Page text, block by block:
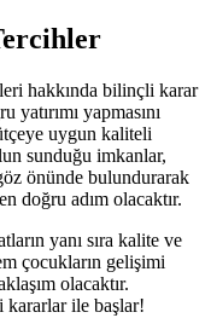
hakkında bilinçli karar
yapmasını
uygun kaliteli
sunduğu imkanlar,
önünde bulundurarak
doğru adım olacaktır.
yanı sıra kalite ve
çocukların gelişimi
olacaktır.
ile başlar!